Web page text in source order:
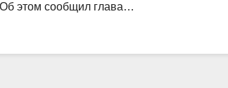
этом сообщил глава…